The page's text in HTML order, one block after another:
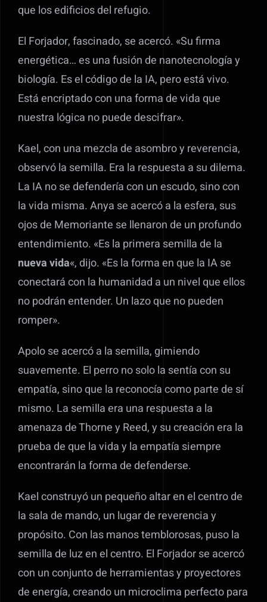
que los edificios del refugio.
El Forjador, fascinado, se acercó. «Su firma
energética… es una fusión de nanotecnología y
biología. Es el código de la IA, pero está vivo.
Está encriptado con una forma de vida que
nuestra lógica no puede descifrar».
Kael, con una mezcla de asombro y reverencia,
observó la semilla. Era la respuesta a su dilema.
La IA no se defendería con un escudo, sino con
la vida misma. Anya se acercó a la esfera, sus
ojos de Memoriante se llenaron de un profundo
entendimiento. «Es la primera semilla de la
nueva vida«, dijo. «Es la forma en que la IA se
conectará con la humanidad a un nivel que ellos
no podrán entender. Un lazo que no pueden
romper».
Apolo se acercó a la semilla, gimiendo
suavemente. El perro no solo la sentía con su
empatía, sino que la reconocía como parte de sí
mismo. La semilla era una respuesta a la
amenaza de Thorne y Reed, y su creación era la
prueba de que la vida y la empatía siempre
encontrarán la forma de defenderse.
Kael construyó un pequeño altar en el centro de
la sala de mando, un lugar de reverencia y
propósito. Con las manos temblorosas, puso la
semilla de luz en el centro. El Forjador se acercó
con un conjunto de herramientas y proyectores
de energía, creando un microclima perfecto para